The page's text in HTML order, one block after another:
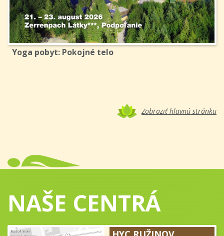
Yoga pobyt: Pokojné telo
Zobraziť hlavnú stránku
NAŠE CENTRÁ